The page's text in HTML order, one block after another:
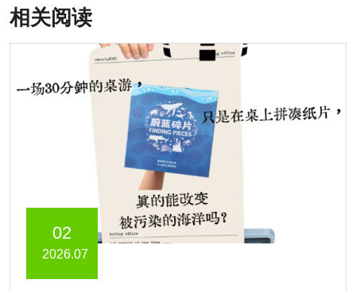
相关阅读
02
2026.07